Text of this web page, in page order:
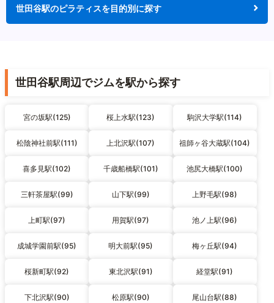
世田谷駅のピラティスを目的別に探す
世田谷駅周辺でジムを駅から探す
宮の坂駅(125) 桜上水駅(123) 駒沢大学駅(114)
松陰神社前駅(111) 上北沢駅(107) 祖師ヶ谷大蔵駅(104)
喜多見駅(102) 千歳船橋駅(101) 池尻大橋駅(100)
三軒茶屋駅(99) 山下駅(99) 上野毛駅(98)
上町駅(97) 用賀駅(97) 池ノ上駅(96)
成城学園前駅(95) 明大前駅(95) 梅ヶ丘駅(94)
桜新町駅(92) 東北沢駅(91) 経堂駅(91)
下北沢駅(90) 松原駅(90) 尾山台駅(88)